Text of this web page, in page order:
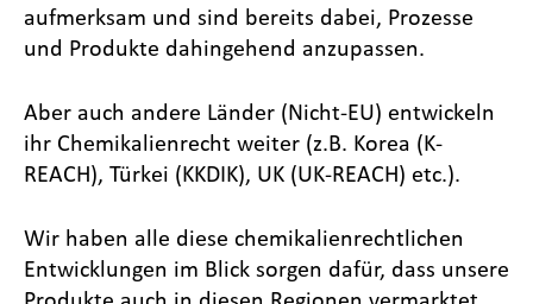
aufmerksam und sind bereits dabei, Prozesse
und Produkte dahingehend anzupassen.
Aber auch andere Länder (Nicht-EU) entwickeln
ihr Chemikalienrecht weiter (z.B. Korea (K-
REACH), Türkei (KKDIK), UK (UK-REACH) etc.).
Wir haben alle diese chemikalienrechtlichen
Entwicklungen im Blick sorgen dafür, dass unsere